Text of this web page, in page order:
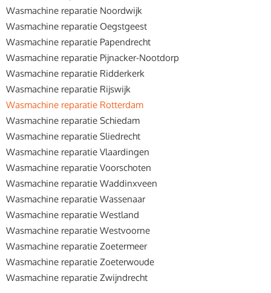
Wasmachine reparatie Noordwijk
Wasmachine reparatie Oegstgeest
Wasmachine reparatie Papendrecht
Wasmachine reparatie Pijnacker-Nootdorp
Wasmachine reparatie Ridderkerk
Wasmachine reparatie Rijswijk
Wasmachine reparatie Rotterdam
Wasmachine reparatie Schiedam
Wasmachine reparatie Sliedrecht
Wasmachine reparatie Vlaardingen
Wasmachine reparatie Voorschoten
Wasmachine reparatie Waddinxveen
Wasmachine reparatie Wassenaar
Wasmachine reparatie Westland
Wasmachine reparatie Westvoorne
Wasmachine reparatie Zoetermeer
Wasmachine reparatie Zoeterwoude
Wasmachine reparatie Zwijndrecht